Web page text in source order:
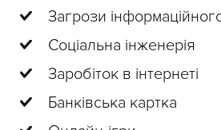
Загрози
Соціальна інженерія
Заробіток в інтернеті
Банківська картка